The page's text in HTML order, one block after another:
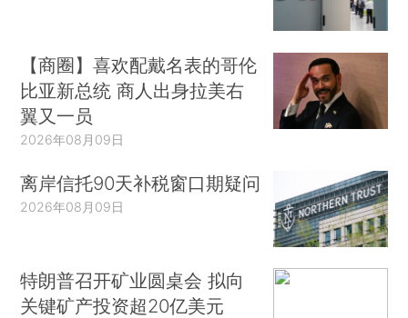
【商圈】喜欢配戴名表的哥伦
比亚新总统 商人出身拉美右
翼又一员
2026年08月09日
离岸信托90天补税窗口期疑问
2026年08月09日
特朗普召开矿业圆桌会 拟向
关键矿产投资超20亿美元